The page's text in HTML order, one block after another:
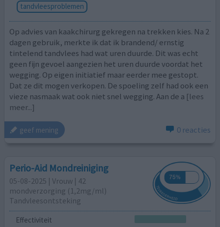
tandvleesproblemen
Op advies van kaakchirurg gekregen na trekken kies. Na 2
dagen gebruik, merkte ik dat ik brandend/ ernstig
tintelend tandvlees had wat uren duurde. Dit was echt
geen fijn gevoel aangezien het uren duurde voordat het
wegging. Op eigen initiatief maar eerder mee gestopt.
Dat ze dit mogen verkopen. De spoeling zelf had ook een
vieze nasmaak wat ook niet snel wegging. Aan de a [lees
meer...]
geef mening 0 reacties
Perio-Aid Mondreiniging
05-08-2025 | Vrouw | 42
mondverzorging (1,2mg/ml)
Tandvleesontsteking
Effectiviteit